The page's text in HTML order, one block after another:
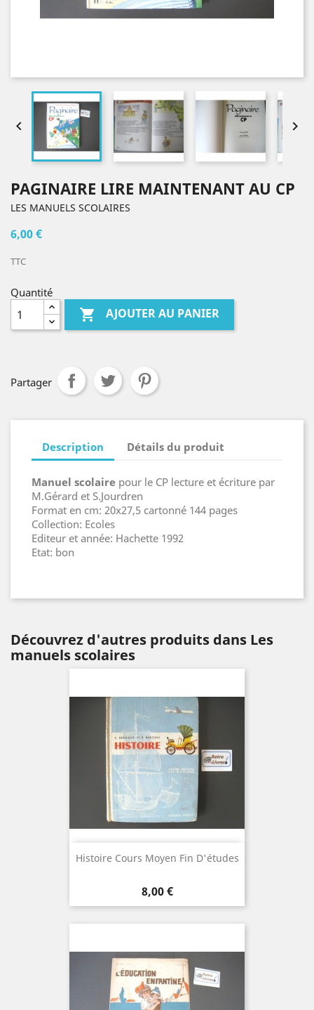
 
PAGINAIRE LIRE MAINTENANT AU CP
LES MANUELS SCOLAIRES
6,00 €
TTC
Quantité
 AJOUTER AU PANIER
Partager
Description Détails du produit
Manuel scolaire pour le CP lecture et écriture par
M.Gérard et S.Jourdren
Format en cm: 20x27,5 cartonné 144 pages
Collection: Ecoles
Editeur et année: Hachette 1992
Etat: bon
Découvrez d'autres produits dans Les
manuels scolaires
Histoire Cours Moyen Fin D'études
Prix
8,00 €